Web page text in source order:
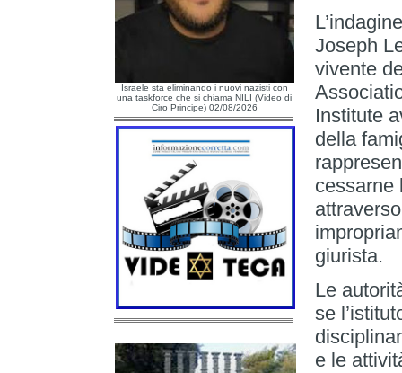
Israele sta eliminando i nuovi nazisti con
una taskforce che si chiama NILI (Video di
Ciro Principe) 02/08/2026
Joseph
vivente
Institute
della
cessarne
giurista.
Le
se
e le